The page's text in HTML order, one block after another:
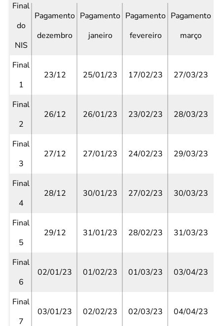
Final
do
NIS
Pagamento
dezembro
Pagamento
janeiro
Pagamento
fevereiro
Pagamento
março
Final
1
23/12 25/01/23 17/02/23 27/03/23
Final
2
26/12 26/01/23 23/02/23 28/03/23
Final
3
27/12 27/01/23 24/02/23 29/03/23
Final
4
28/12 30/01/23 27/02/23 30/03/23
Final
5
29/12 31/01/23 28/02/23 31/03/23
Final
6
02/01/23 01/02/23 01/03/23 03/04/23
Final
7
03/01/23 02/02/23 02/03/23 04/04/23